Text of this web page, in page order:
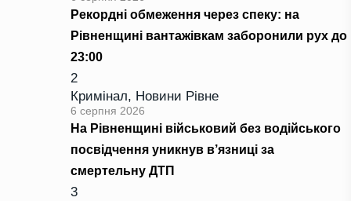
Рекордні обмеження через спеку: на
Рівненщині вантажівкам заборонили рух до
23:00
2
Кримінал, Новини Рівне
6 серпня 2026
На Рівненщині військовий без водійського
посвідчення уникнув в’язниці за
смертельну ДТП
3